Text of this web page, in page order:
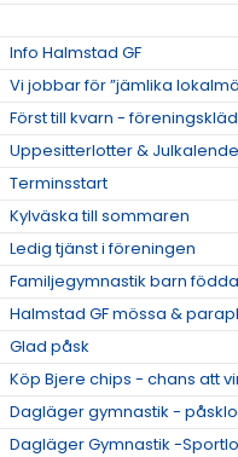
Info Halmstad GF
Vi jobbar för ”jämlika
Först till kvarn -
Uppesitterlotter &
Terminsstart
Kylväska till sommaren
Ledig tjänst i föreningen
Familjegymnastik barn
Halmstad GF mössa &
Glad påsk
Köp Bjere chips - chans att
Dagläger gymnastik -
Dagläger Gymnastik -